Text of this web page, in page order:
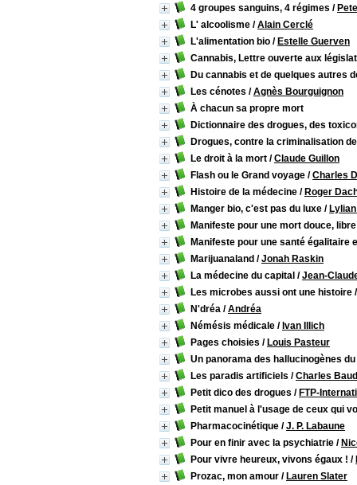
4 groupes sanguins, 4 régimes /
L' alcoolisme /Alain Cerclé
L'alimentation bio / Estelle Guerven
Cannabis, Lettre ouverte aux
Du cannabis et de quelques autres
Les cénotes /Agnès Bourguignon
À chacun sa propre mort
Dictionnaire des drogues, des
Drogues, contre la criminalisation
Le droit à la mort /Claude Guillon
Flash ou le Grand voyage /Charles
Histoire de la médecine / Roger
Manger bio, c'est pas du luxe /
Manifeste pour une mort douce,
Manifeste pour une santé égalitaire
Marijuanaland /Jonah Raskin
La médecine du capital /Jean-
Les microbes aussi ont une histoire
N'dréa /Andréa
Némésis médicale / Ivan Illich
Pages choisies / Louis Pasteur
Un panorama des hallucinogènes
Les paradis artificiels /Charles
Petit dico des drogues / FTP-
Petit manuel à l'usage de ceux qui
Pharmacocinétique /J. P. Labaune
Pour en finir avec la psychiatrie /
Pour vivre heureux, vivons égaux ! /
Prozac, mon amour / Lauren Slater